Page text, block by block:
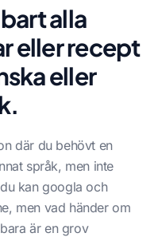
alla
eller recept
eller
där du behövt en
språk, men inte
kan googla och
men vad händer om
är en grov